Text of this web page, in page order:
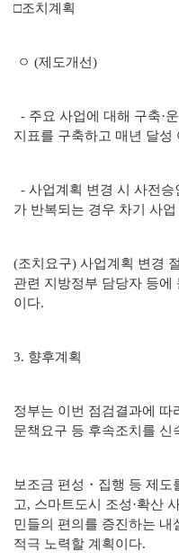
□조치계획
ㅇ (제도개선)
- 주요 사업에 대해 구축·
지표를 구축하고 매년 달성
- 사업계획 변경 시 사전승
가 반복되는 경우 차기 사
(조치요구) 사업계획 변경
관련 지방정부 담당자 등에
이다.
3. 향후계획
정부는 이번 점검결과에 따
문책요구 등 후속조치를 신
보조금 편성・집행 등 제
고, 스마트도시 조성·확산
민들의 편의를 증진하는 내
적극 노력할 계획이다.